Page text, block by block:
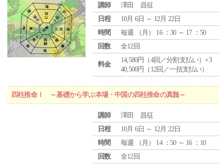
講師
澤田 昌征
日程
10月 6日 ～ 12月 22日
時間
毎週 （ 月 ） 16 ：30 ～ 17 ：50
回数
全12回
料金
14,580円（4回／分割支払い）×3
40,500円（12回／一括支払い）
四柱推命Ⅰ ～基礎から学ぶ本場・中国の四柱推命の真髄～
講師
澤田 昌征
日程
10月 6日 ～ 12月 22日
時間
毎週 （ 月 ） 14 ：50 ～ 16 ：10
回数
全12回